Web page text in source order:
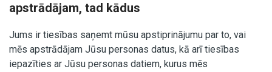
apstrādājam, tad kādus
Jums ir tiesības saņemt mūsu apstiprinājumu par to, vai
mēs apstrādājam Jūsu personas datus, kā arī tiesības
iepazīties ar Jūsu personas datiem, kurus mēs